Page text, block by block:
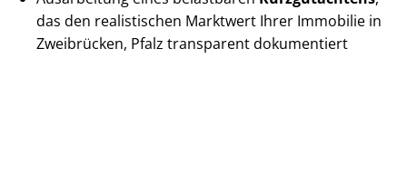
das den realistischen Marktwert Ihrer Immobilie in
Zweibrücken, Pfalz transparent dokumentiert